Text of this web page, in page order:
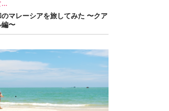
…
のマレーシアを旅してみた 〜クア
編〜